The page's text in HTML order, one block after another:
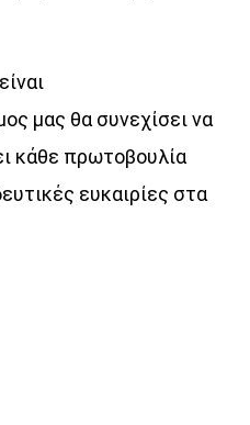
μας θα συνεχίσει να
κάθε πρωτοβουλία
ευκαιρίες στα